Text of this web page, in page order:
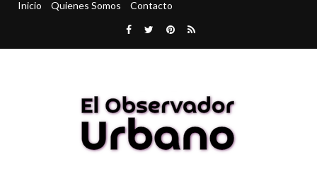
Inicio Quienes Somos Contacto